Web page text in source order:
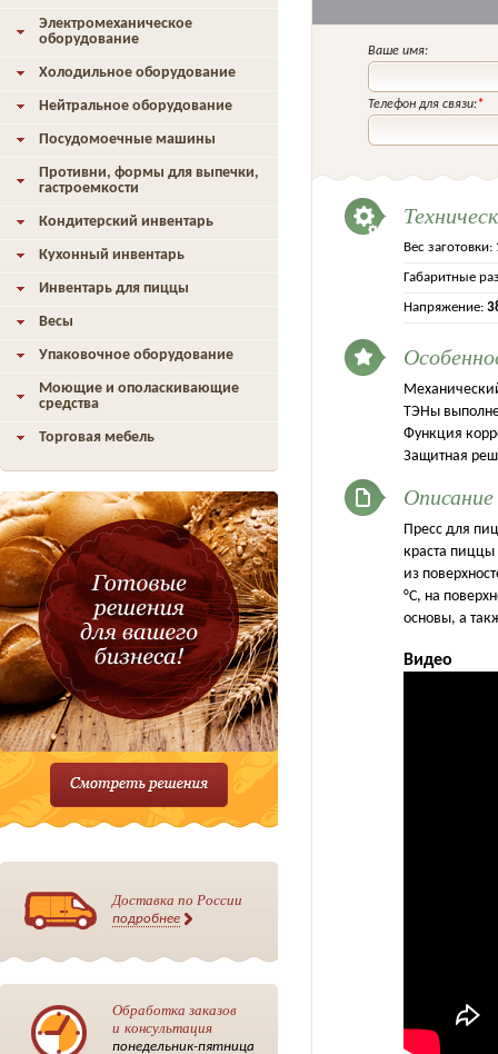
Ваше имя:
Телефон для связи:*
Вес заготовки:
Габаритные
Напряжение:
ТЭНы
Функция
Защитная
Описание
Пресс для
краста
из
°C, на
основы, а
Видео
Электромеханическое
оборудование
Холодильное оборудование
Нейтральное оборудование
Посудомоечные машины
Противни, формы для выпечки,
гастроемкости
Кондитерский инвентарь
Кухонный инвентарь
Инвентарь для пиццы
Весы
Упаковочное оборудование
Моющие и ополаскивающие
средства
Торговая мебель
Доставка по России
подробнее
Обработка заказов
и консультация
понедельник-пятница